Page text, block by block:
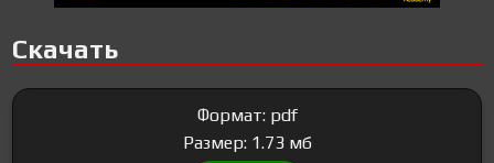
Скачать
Формат: pdf
Размер: 1.73 мб